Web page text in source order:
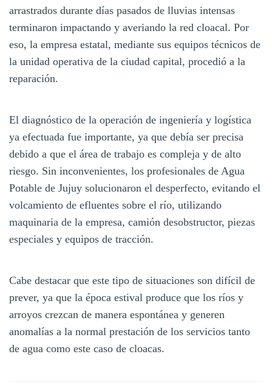
arrastrados durante días pasados de lluvias intensas
terminaron impactando y averiando la red cloacal. Por
eso, la empresa estatal, mediante sus equipos técnicos de
la unidad operativa de la ciudad capital, procedió a la
reparación.
El diagnóstico de la operación de ingeniería y logística
ya efectuada fue importante, ya que debía ser precisa
debido a que el área de trabajo es compleja y de alto
riesgo. Sin inconvenientes, los profesionales de Agua
Potable de Jujuy solucionaron el desperfecto, evitando el
volcamiento de efluentes sobre el río, utilizando
maquinaria de la empresa, camión desobstructor, piezas
especiales y equipos de tracción.
Cabe destacar que este tipo de situaciones son difícil de
prever, ya que la época estival produce que los ríos y
arroyos crezcan de manera espontánea y generen
anomalías a la normal prestación de los servicios tanto
de agua como este caso de cloacas.